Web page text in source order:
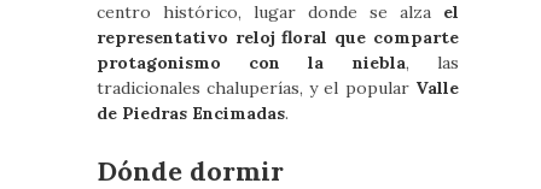
centro histórico, lugar donde se alza el
representativo reloj floral que comparte
protagonismo con la niebla, las
tradicionales chaluperías, y el popular Valle
de Piedras Encimadas.
Dónde dormir